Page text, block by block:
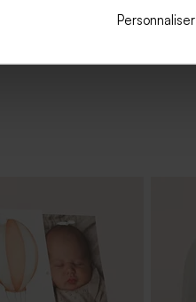
Personnaliser